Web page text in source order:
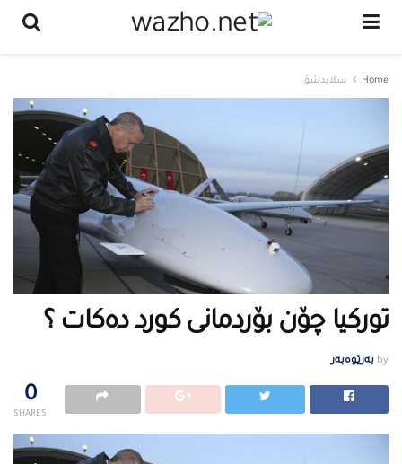
Home سلایدشۆ
تورکیا چۆن بۆردمانی کورد دەکات ؟
by بەرێوەبەر
0
SHARES